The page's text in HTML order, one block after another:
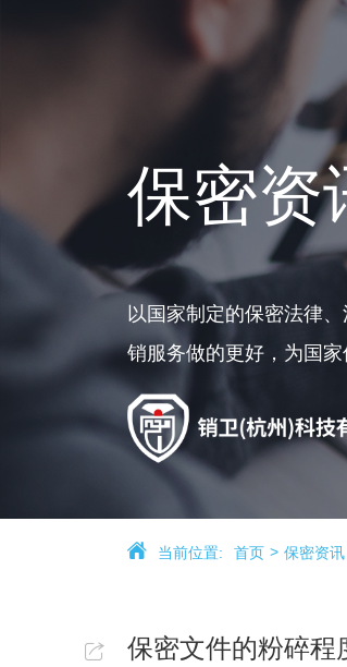
保密资
以国家制定的保密法律
销服务做的更好，为国家
当前位置: 首页 保密资讯
保密文件的粉碎程